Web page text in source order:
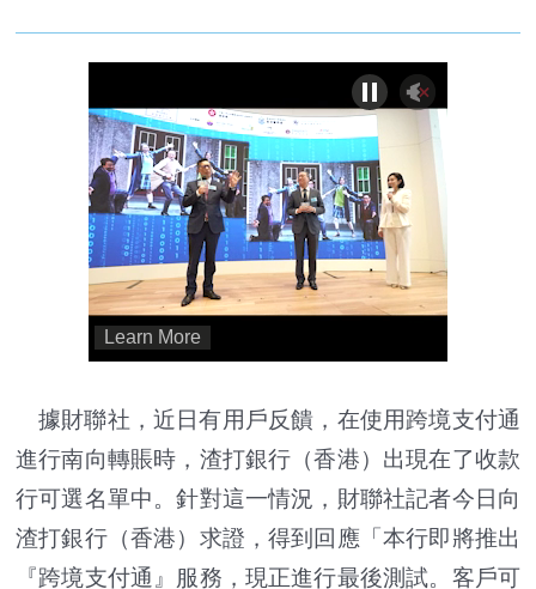
據財聯社，近日有用戶反饋，在使用跨境支付通
進行南向轉賬時，渣打銀行（香港）出現在了收款
行可選名單中。針對這一情況，財聯社記者今日向
渣打銀行（香港）求證，得到回應「本行即將推出
『跨境支付通』服務，現正進行最後測試。客戶可